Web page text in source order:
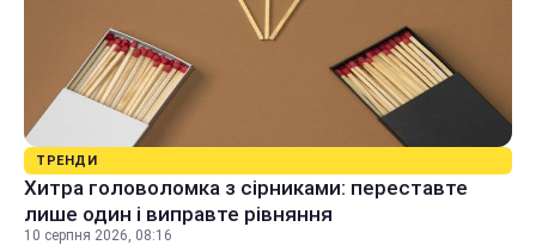
ТРЕНДИ
Хитра головоломка з сірниками: переставте
лише один і виправте рівняння
10 серпня 2026, 08:16